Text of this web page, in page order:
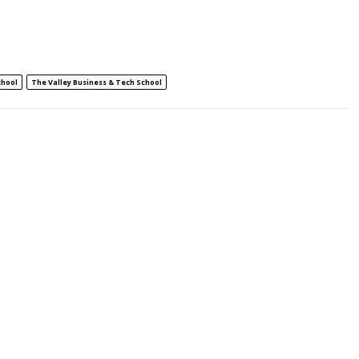
The Valley Business & Tech School